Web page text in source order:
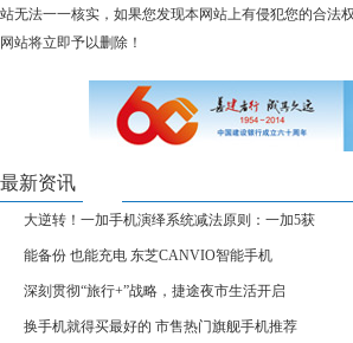
站无法一一核实，如果您发现本网站上有侵犯您的合法
网站将立即予以删除！
最新资讯
大逆转！一加手机演绎系统减法原则：一加5获
能备份 也能充电 东芝CANVIO智能手机
深刻贯彻“旅行+”战略，捷途夜市生活开启
换手机就得买最好的 市售热门旗舰手机推荐